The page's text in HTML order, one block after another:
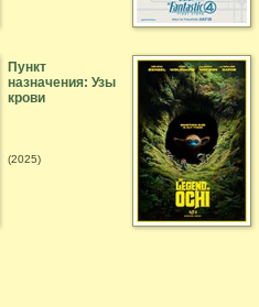
Пункт
назначения: Узы
крови
(2025)